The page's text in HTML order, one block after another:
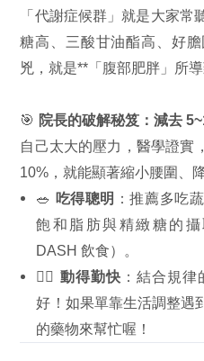
「代謝症候群」就是大家常
糖高、三酸甘油酯高、好
兇，就是**「腹部肥胖」所
🎯 院長的破解秘笈：減去
自己太大的壓力，醫學證實
10%，就能顯著縮小腰圍、
🥗 吃得聰明 ：推薦多吃
飽和脂肪與精緻糖的
DASH 飲食）。
🏃‍♂️ 動得勤快 ：結合規
好！如果單靠生活調整遇
的藥物來幫忙喔！